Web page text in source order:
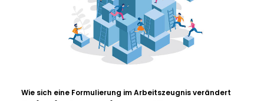
Wie sich eine Formulierung im Arbeitszeugnis verändert